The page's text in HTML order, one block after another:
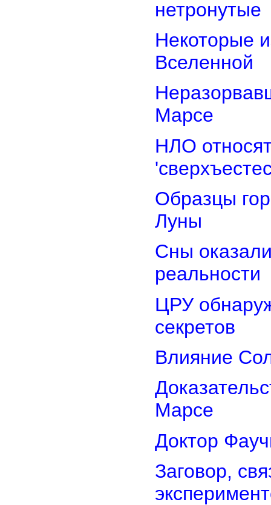
нетронутые
Некоторые
Вселенной
Марсе
НЛО
Образцы
Луны
Сны
реальности
ЦРУ
секретов
Влияние
Марсе
Доктор
Заговор,